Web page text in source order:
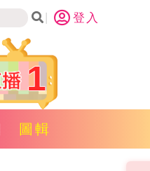
登入
1
圖輯